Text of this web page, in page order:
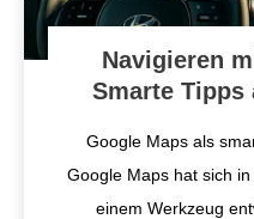
Navigieren
Smarte Tipps
Google Maps als
Google Maps hat sich
einem Werkzeug